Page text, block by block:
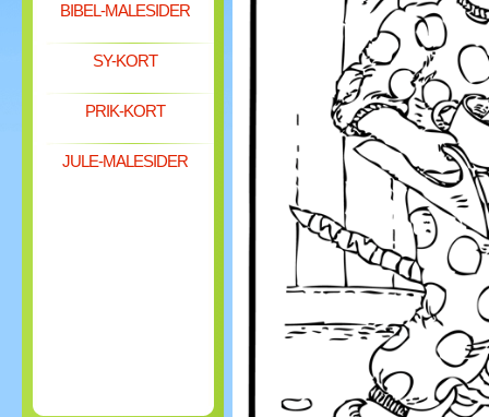
BIBEL-MALESIDER
SY-KORT
PRIK-KORT
JULE-MALESIDER